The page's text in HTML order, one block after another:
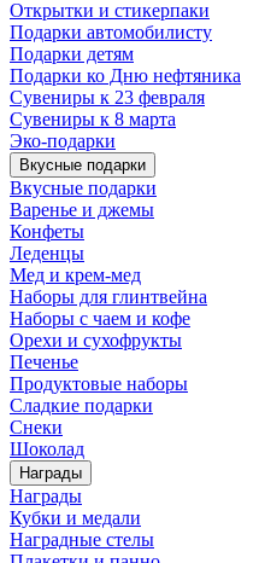
Открытки и стикерпаки
Подарки автомобилисту
Подарки детям
Подарки ко Дню нефтяника
Сувениры к 23 февраля
Сувениры к 8 марта
Эко-подарки
Вкусные подарки
Вкусные подарки
Варенье и джемы
Конфеты
Леденцы
Мед и крем-мед
Наборы для глинтвейна
Наборы с чаем и кофе
Орехи и сухофрукты
Печенье
Продуктовые наборы
Сладкие подарки
Снеки
Шоколад
Награды
Награды
Кубки и медали
Наградные стелы